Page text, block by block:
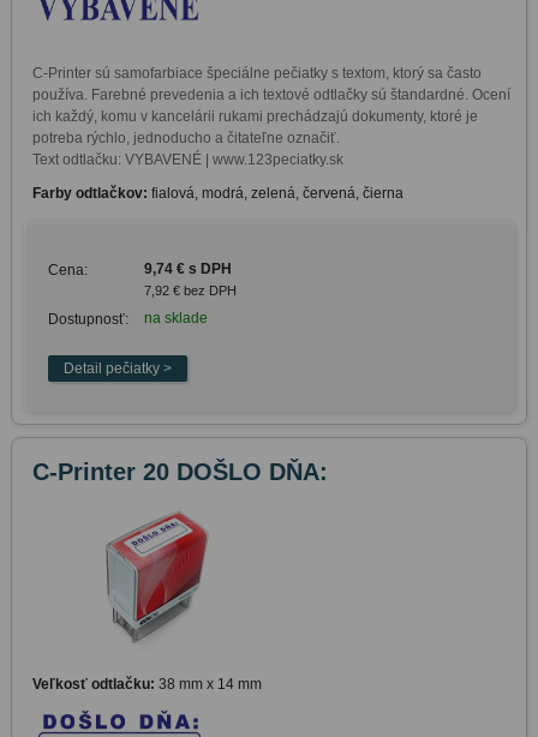
C-Printer sú samofarbiace špeciálne pečiatky s textom, ktorý sa často
používa. Farebné prevedenia a ich textové odtlačky sú štandardné. Ocení
ich každý, komu v kancelárii rukami prechádzajú dokumenty, ktoré je
potreba rýchlo, jednoducho a čitateľne označiť.
Text odtlačku: VYBAVENÉ | www.123peciatky.sk
Farby odtlačkov: fialová, modrá, zelená, červená, čierna
Cena: 9,74 € s DPH
7,92 € bez DPH
Dostupnosť: na sklade
C-Printer 20 DOŠLO DŇA:
Veľkosť odtlačku: 38 mm x 14 mm